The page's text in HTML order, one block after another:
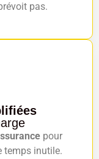
pas.
pour
temps inutile.